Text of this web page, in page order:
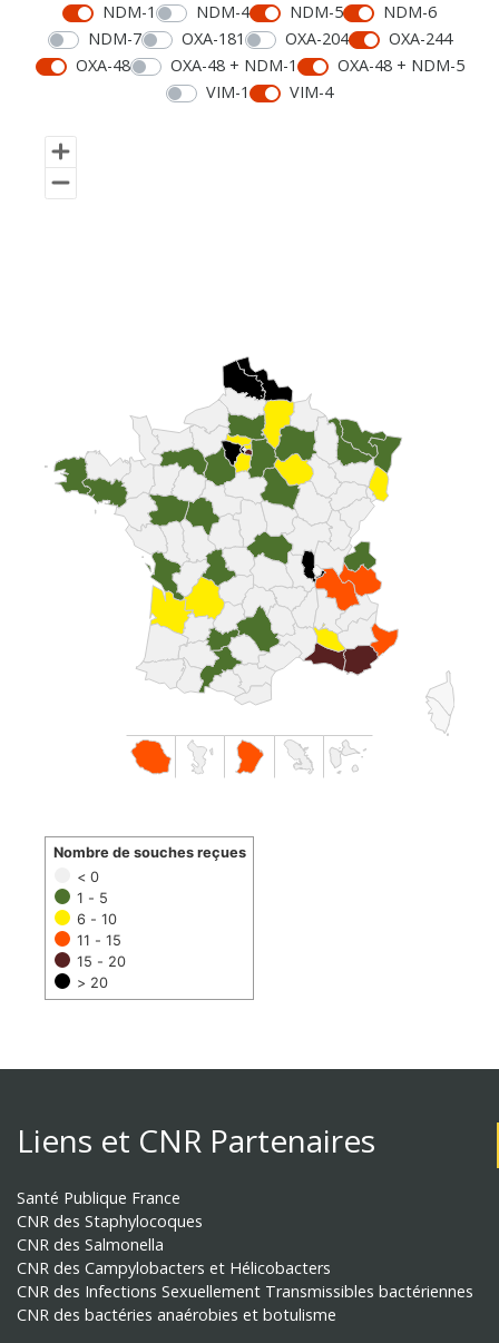
NDM-1
NDM-4 NDM-5
NDM-6
NDM-7
OXA-181 OXA-204
OXA-244
OXA-48
OXA-48 + NDM-1
OXA-48 + NDM-5
VIM-1
VIM-4
< 0
1 - 5
6 - 10
11 - 15
15 - 20
> 20
Nombre de souches reçues
Liens et CNR Partenaires
Santé Publique France
CNR des Staphylocoques
CNR des Salmonella
CNR des Campylobacters et Hélicobacters
CNR des Infections Sexuellement Transmissibles bactériennes
CNR des bactéries anaérobies et botulisme